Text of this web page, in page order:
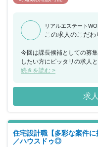
リアルエステート
この求人のこだわ
今回は課長候補としての募
したい方にピッタリの求人
たりにすることができます
度。毎週土日が休みですの
だけます。これまでの経験
の方や会社の未来を創る仕
続きを読む >
求
住宅設計職【多彩な案件
／ハウスドゥ◎